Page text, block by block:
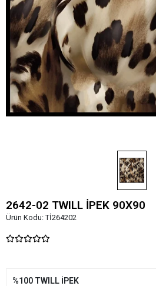
2642-02 TWILL İPEK 90X90
Ürün Kodu:Tİ264202
%100 TWILL İPEK